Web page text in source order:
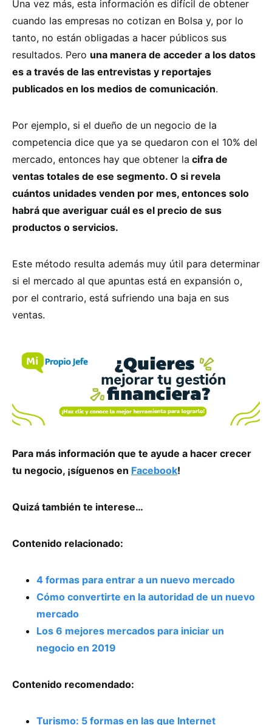
Una vez más, esta información es difícil de obtener
cuando las empresas no cotizan en Bolsa y, por lo
tanto, no están obligadas a hacer públicos sus
resultados. Pero una manera de acceder a los datos
es a través de las entrevistas y reportajes
publicados en los medios de comunicación.
Por ejemplo, si el dueño de un negocio de la
competencia dice que ya se quedaron con el 10% del
mercado, entonces hay que obtener la cifra de
ventas totales de ese segmento. O si revela
cuántos unidades venden por mes, entonces solo
habrá que averiguar cuál es el precio de sus
productos o servicios.
Este método resulta además muy útil para determinar
si el mercado al que apuntas está en expansión o,
por el contrario, está sufriendo una baja en sus
ventas.
Para más información que te ayude a hacer crecer
tu negocio, ¡síguenos en Facebook!
Quizá también te interese…
Contenido relacionado:
4 formas para entrar a un nuevo mercado
Cómo convertirte en la autoridad de un nuevo
mercado
Los 6 mejores mercados para iniciar un
negocio en 2019
Contenido recomendado:
Turismo: 5 formas en las que Internet